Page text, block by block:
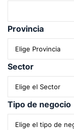
Provincia
Sector
Tipo de negocio